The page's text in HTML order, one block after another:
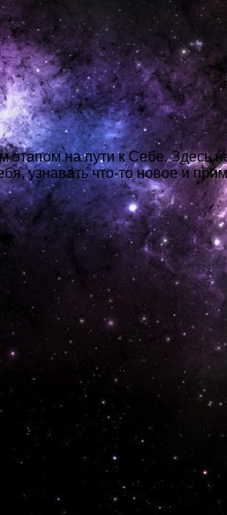
на пути к Себе. Здесь
узнавать что-то новое и